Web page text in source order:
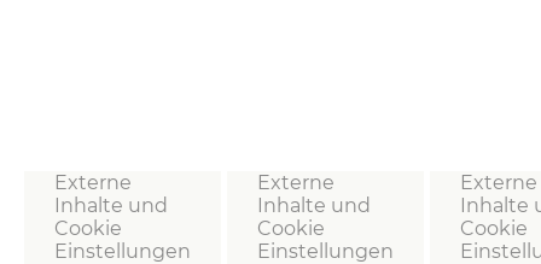
Externe
Inhalte und
Cookie
Einstellungen
Externe
Inhalte und
Cookie
Einstellungen
Externe
Inhalte
Cookie